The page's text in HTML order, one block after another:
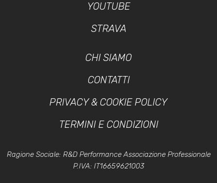
YOUTUBE
STRAVA
CHI SIAMO
CONTATTI
PRIVACY & COOKIE POLICY
TERMINI E CONDIZIONI
Ragione Sociale: R&D Performance Associazione Professionale
P.IVA: IT16659621003